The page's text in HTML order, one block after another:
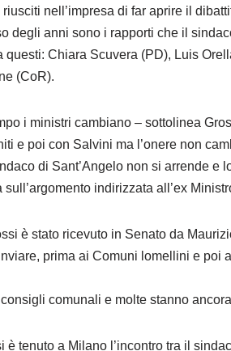
nell’impresa di far aprire il
degli anni sono i rapporti che il
Chiara Scuvera (PD), Luis
(CoR).
i ministri cambiano – sottolinea
e poi con Salvini ma l’onere non
di Sant’Angelo non si arrende e
indirizzata all’ex
è stato ricevuto in Senato da
prima ai Comuni lomellini e poi
comunali e molte stanno
è tenuto a Milano l’incontro tra il